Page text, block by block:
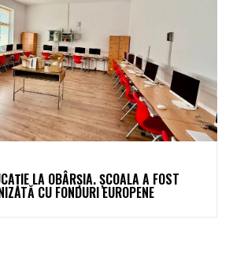
LA OBÂRȘIA. ȘCOALA A FOST
CU FONDURI EUROPENE